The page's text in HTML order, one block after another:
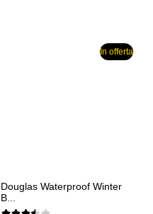
In offerta
Douglas Waterproof Winter
B...